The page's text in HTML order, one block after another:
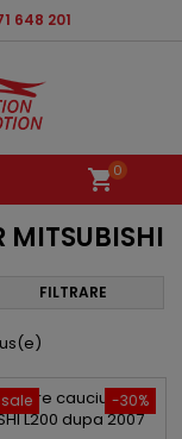
648 201
shopping_cart0
MITSUBISHI
FILTRARE
-30%